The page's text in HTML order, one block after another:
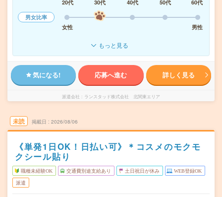
20代
30代 40代 50代
60代
男女比率
女性
男性
もっと見る
気になる! 応募へ進む 詳しく見る
派遣会社 ランスタッド株式会社 北関東エリア
未読 掲載日 2026/08/06
《単発1日OK！日払い可》＊コスメのモクモ
クシール貼り
職種未経験OK 交通費別途支給あり 土日祝日が休み WEB登録OK
派遣